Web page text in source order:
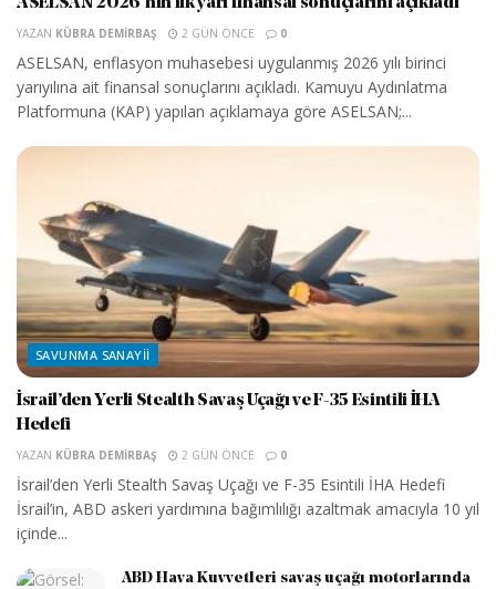
ASELSAN 2026’nın ilk yarı finansal sonuçlarını açıkladı
YAZAN KÜBRA DEMIRBAŞ 2 GÜN ÖNCE 0
ASELSAN, enflasyon muhasebesi uygulanmış 2026 yılı birinci
yarıyılına ait finansal sonuçlarını açıkladı. Kamuyu Aydınlatma
Platformuna (KAP) yapılan açıklamaya göre ASELSAN;...
SAVUNMA SANAYII
İsrail’den Yerli Stealth Savaş Uçağı ve F-35 Esintili İHA
Hedefi
YAZAN KÜBRA DEMIRBAŞ 2 GÜN ÖNCE 0
İsrail’den Yerli Stealth Savaş Uçağı ve F-35 Esintili İHA Hedefi
İsrail’in, ABD askeri yardımına bağımlılığı azaltmak amacıyla 10 yıl
içinde...
ABD Hava Kuvvetleri savaş uçağı motorlarında